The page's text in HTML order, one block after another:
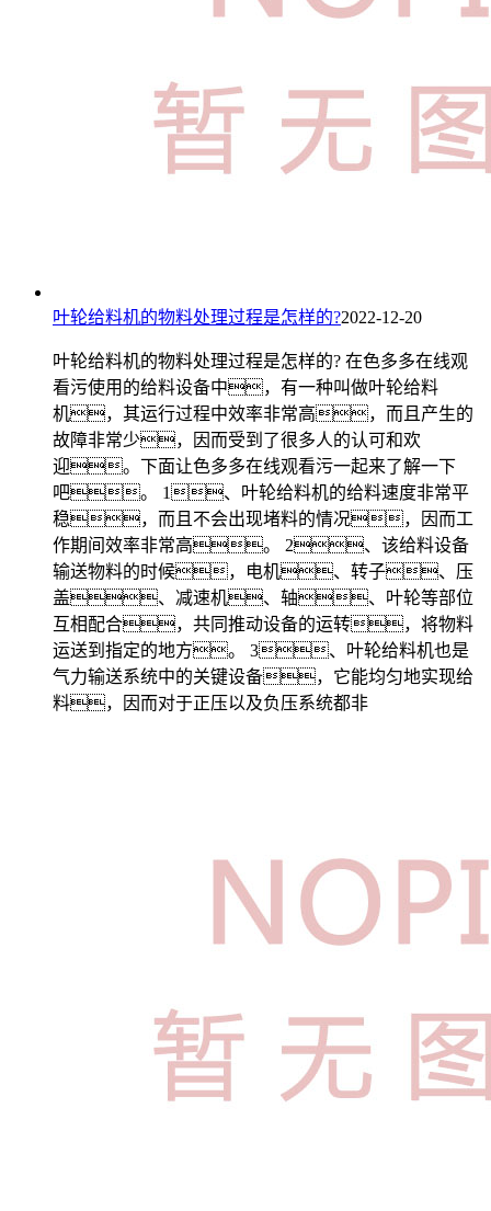
叶轮给料机的物料处理过程是怎样的?2022-12-20
叶轮给料机的物料处理过程是怎样的? 在色多多在线观
看污使用的给料设备中，有一种叫做叶轮给料
机，其运行过程中效率非常高，而且产生的
故障非常少，因而受到了很多人的认可和欢
迎。下面让色多多在线观看污一起来了解一下
吧。 1、叶轮给料机的给料速度非常平
稳，而且不会出现堵料的情况，因而工
作期间效率非常高。 2、该给料设备
输送物料的时候，电机、转子、压
盖、减速机、轴、叶轮等部位
互相配合，共同推动设备的运转，将物料
运送到指定的地方。 3、叶轮给料机也是
气力输送系统中的关键设备，它能均匀地实现给
料，因而对于正压以及负压系统都非